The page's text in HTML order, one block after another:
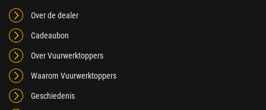
Over de dealer
Cadeaubon
Over Vuurwerktoppers
Waarom Vuurwerktoppers
Geschiedenis